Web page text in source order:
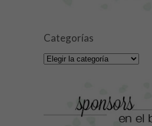
Categorías
Categorías